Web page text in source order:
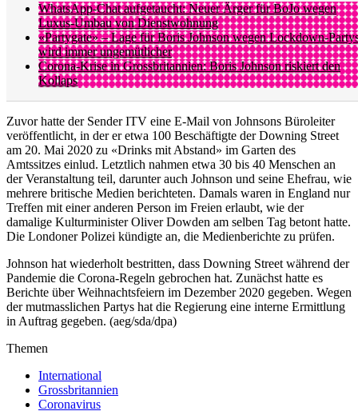
WhatsApp-Chat aufgetaucht: Neuer Ärger für BoJo wegen
Luxus-Umbau von Dienstwohnung
«Partygate» – Lage für Boris Johnson wegen Lockdown-
wird immer ungemütlicher
Corona-Krise in Grossbritannien: Boris Johnson riskiert den
Kollaps
Zuvor hatte der Sender ITV eine E-Mail von Johnsons Büroleiter
veröffentlicht, in der er etwa 100 Beschäftigte der Downing Street
am 20. Mai 2020 zu «Drinks mit Abstand» im Garten des
Amtssitzes einlud. Letztlich nahmen etwa 30 bis 40 Menschen an
der Veranstaltung teil, darunter auch Johnson und seine Ehefrau, wie
mehrere britische Medien berichteten. Damals waren in England nur
Treffen mit einer anderen Person im Freien erlaubt, wie der
damalige Kulturminister Oliver Dowden am selben Tag betont hatte.
Die Londoner Polizei kündigte an, die Medienberichte zu prüfen.
Johnson hat wiederholt bestritten, dass Downing Street während der
Pandemie die Corona-Regeln gebrochen hat. Zunächst hatte es
Berichte über Weihnachtsfeiern im Dezember 2020 gegeben. Wegen
der mutmasslichen Partys hat die Regierung eine interne Ermittlung
in Auftrag gegeben. (aeg/sda/dpa)
Themen
International
Grossbritannien
Coronavirus